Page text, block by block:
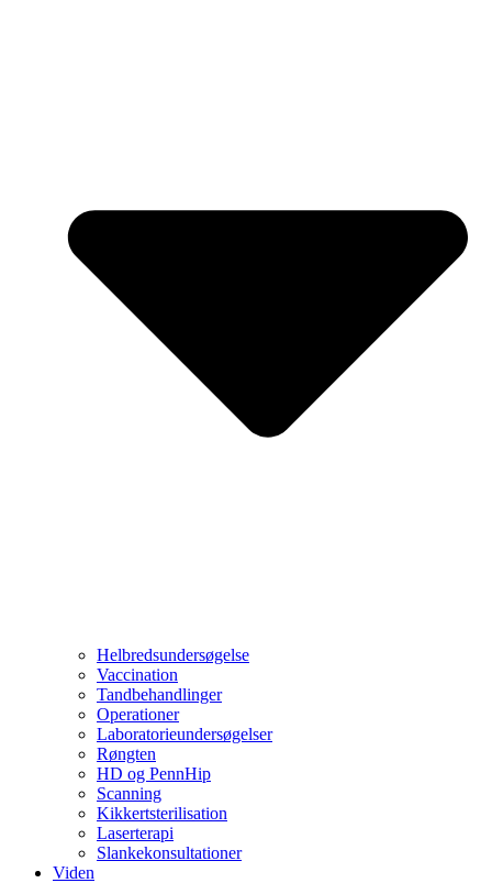
Helbredsundersøgelse
Vaccination
Tandbehandlinger
Operationer
Laboratorieundersøgelser
Røngten
HD og PennHip
Scanning
Kikkertsterilisation
Laserterapi
Slankekonsultationer
Viden